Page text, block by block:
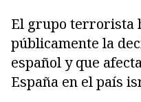
El grupo terrorista
públicamente la
español y que
España en el país
Copiar